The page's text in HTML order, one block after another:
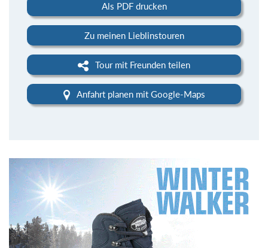
Als PDF drucken
Zu meinen Lieblinstouren
Tour mit Freunden teilen
Anfahrt planen mit Google-Maps